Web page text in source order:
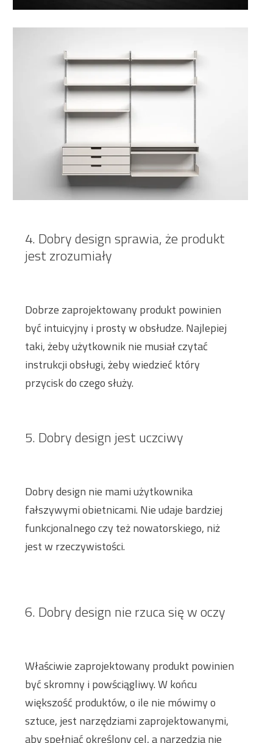
4. Dobry design sprawia, że produkt
jest zrozumiały
Dobrze zaprojektowany produkt powinien
być intuicyjny i prosty w obsłudze. Najlepiej
taki, żeby użytkownik nie musiał czytać
instrukcji obsługi, żeby wiedzieć który
przycisk do czego służy.
5. Dobry design jest uczciwy
Dobry design nie mami użytkownika
fałszywymi obietnicami. Nie udaje bardziej
funkcjonalnego czy też nowatorskiego, niż
jest w rzeczywistości.
6. Dobry design nie rzuca się w oczy
Właściwie zaprojektowany produkt powinien
być skromny i powściągliwy. W końcu
większość produktów, o ile nie mówimy o
sztuce, jest narzędziami zaprojektowanymi,
aby spełniać określony cel, a narzędzia nie